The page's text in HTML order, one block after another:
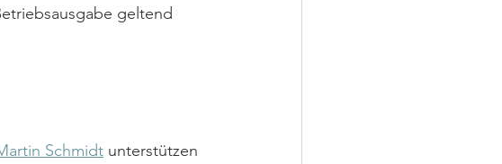
geltend
Schmidt unterstützen